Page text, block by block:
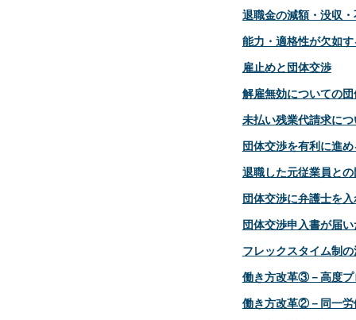
退職金の減額・没収
能力・適格性が欠如
雇止めと団体交渉
解雇無効についての
未払い残業代請求に
団体交渉を有利に進
退職した元従業員と
団体交渉に弁護士を
団体交渉申入書が届
フレックスタイム制
働き方改革③－高度プ
働き方改革②－同一労